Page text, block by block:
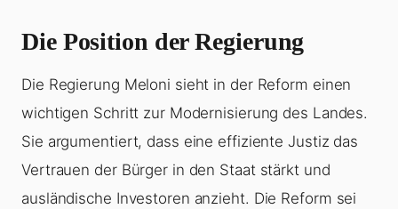
Die Position der Regierung
Die Regierung Meloni sieht in der Reform einen
wichtigen Schritt zur Modernisierung des Landes.
Sie argumentiert, dass eine effiziente Justiz das
Vertrauen der Bürger in den Staat stärkt und
ausländische Investoren anzieht. Die Reform sei